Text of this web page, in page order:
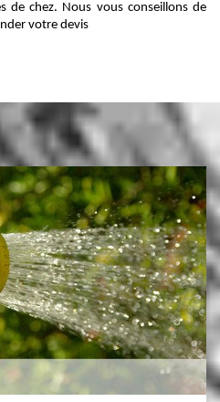
de chez. Nous vous conseillons de
votre devis